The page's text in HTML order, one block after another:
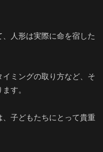
人形は実際に命を宿した
ミングの取り方など、そ
す。
子どもたちにとって貴重